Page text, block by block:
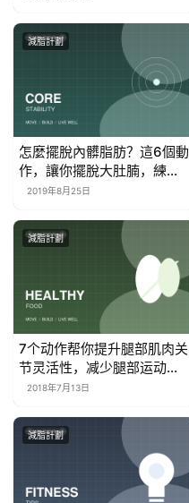
減脂計劃
怎麼擺脫內髒脂肪？這6個動
作，讓你擺脫大肚腩，練出
性感馬甲線
2019年8月25日
減脂計劃
7个动作帮你提升腿部肌肉关
节灵活性，减少腿部运动损
伤！
2018年7月13日
減脂計劃